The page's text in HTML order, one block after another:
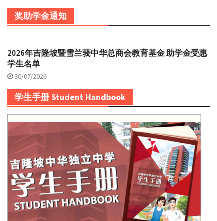
奖助学金通知
2026年吉隆坡暨雪兰莪中华总商会教育基金 助学金受惠
学生名单
30/07/2026
学生手册 Student Handbook